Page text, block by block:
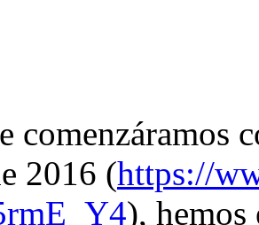
2016 (https://
), hemos